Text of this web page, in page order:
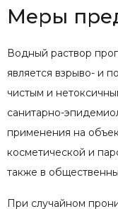
Меры
Водный раствор
является взрыво- и
чистым и
санитарно-
применения на
косметической и
также в
При случайном